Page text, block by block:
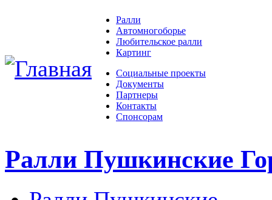
Ралли
Автомногоборье
Любительское ралли
Картинг
Социальные проекты
Документы
Партнеры
Контакты
Спонсорам
Ралли Пушкинские